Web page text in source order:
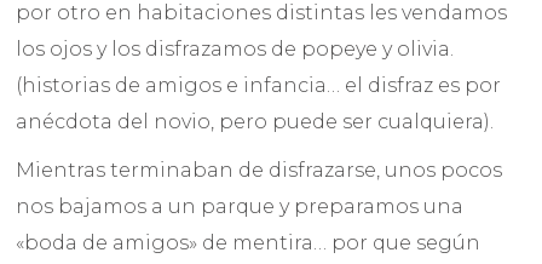
por otro en habitaciones distintas les vendamos
los ojos y los disfrazamos de popeye y olivia.
(historias de amigos e infancia… el disfraz es por
anécdota del novio, pero puede ser cualquiera).
Mientras terminaban de disfrazarse, unos pocos
nos bajamos a un parque y preparamos una
«boda de amigos» de mentira… por que según